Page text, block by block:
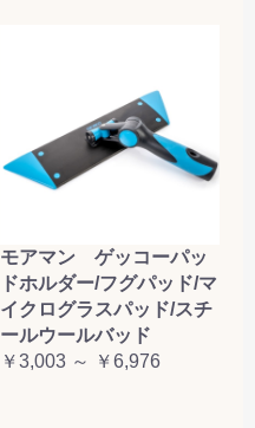
モアマン ゲッコーパッ
ドホルダー/フグパッド/マ
イクログラスパッド/スチ
ールウールバッド
￥3,003 ～ ￥6,976